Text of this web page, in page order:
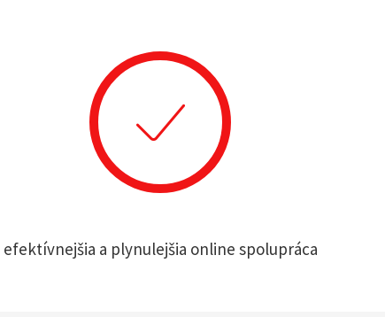
efektívnejšia a plynulejšia online spolupráca